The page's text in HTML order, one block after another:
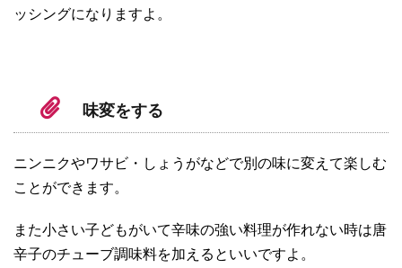
ッシングになりますよ。
味変をする
ニンニクやワサビ・しょうがなどで別の味に変えて楽しむ
ことができます。
また小さい子どもがいて辛味の強い料理が作れない時は唐
辛子のチューブ調味料を加えるといいですよ。